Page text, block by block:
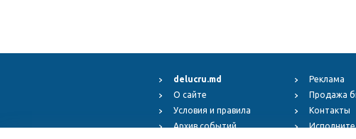
delucru.md
О сайте
Условия и правила
Архив событий
Реклама
Продажа
Контакты